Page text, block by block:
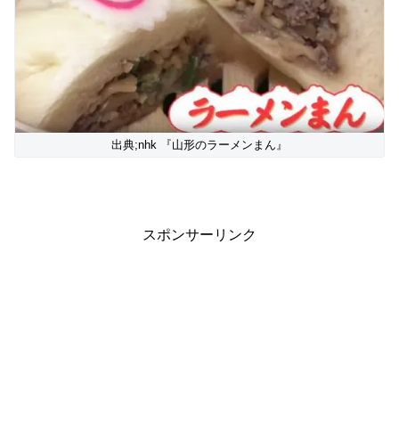
出典;nhk 『山形のラーメンまん』
スポンサーリンク